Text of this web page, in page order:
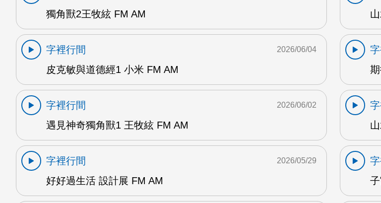
獨角獸2王牧絃 FM AM
字裡行間
皮克敏與道德經1 小米 FM AM
2026/06/04
字裡行間
遇見神奇獨角獸1 王牧絃 FM AM
2026/06/02
字裡行間
好好過生活 設計展 FM AM
2026/05/29